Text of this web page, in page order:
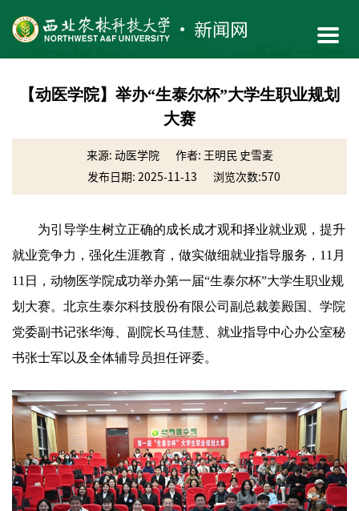
【动医学院】举办“生泰尔杯”大学生职业规划
大赛
来源: 动医学院
作者: 王明民 史雪麦
发布日期: 2025-11-13
浏览次数:570
为引导学生树立正确的成长成才观和择业就业观，提升
就业竞争力，强化生涯教育，做实做细就业指导服务，11月
11日，动物医学院成功举办第一届“生泰尔杯”大学生职业规
划大赛。北京生泰尔科技股份有限公司副总裁姜殿国、学院
党委副书记张华海、副院长马佳慧、就业指导中心办公室秘
书张士军以及全体辅导员担任评委。